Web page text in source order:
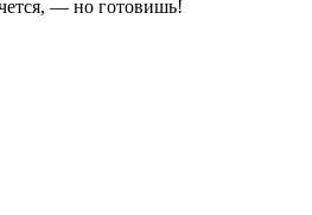
— но готовишь!